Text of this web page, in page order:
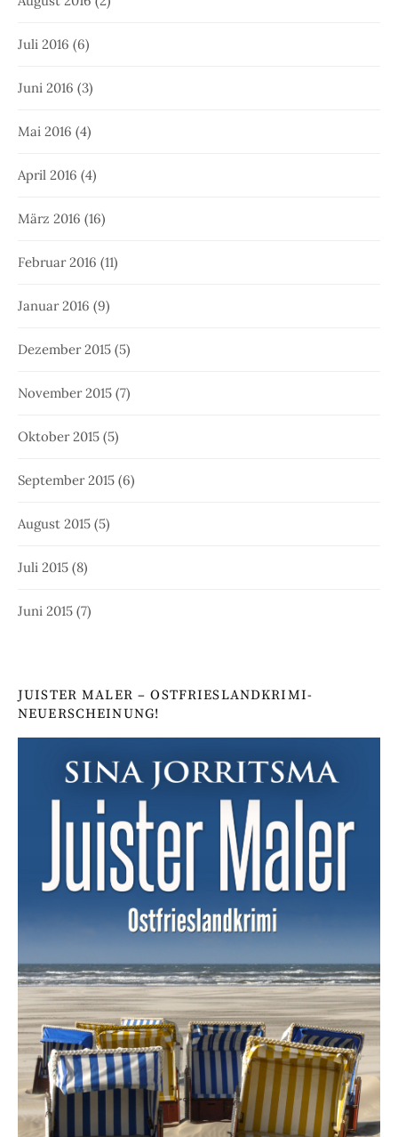
Juli 2016 (6)
Juni 2016 (3)
Mai 2016 (4)
April 2016 (4)
März 2016 (16)
Februar 2016 (11)
Januar 2016 (9)
Dezember 2015 (5)
November 2015 (7)
Oktober 2015 (5)
September 2015 (6)
August 2015 (5)
Juli 2015 (8)
Juni 2015 (7)
JUISTER MALER – OSTFRIESLANDKRIMI-
NEUERSCHEINUNG!